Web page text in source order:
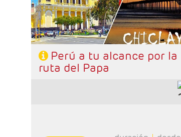
Perú a tu alcance por la
ruta del Papa